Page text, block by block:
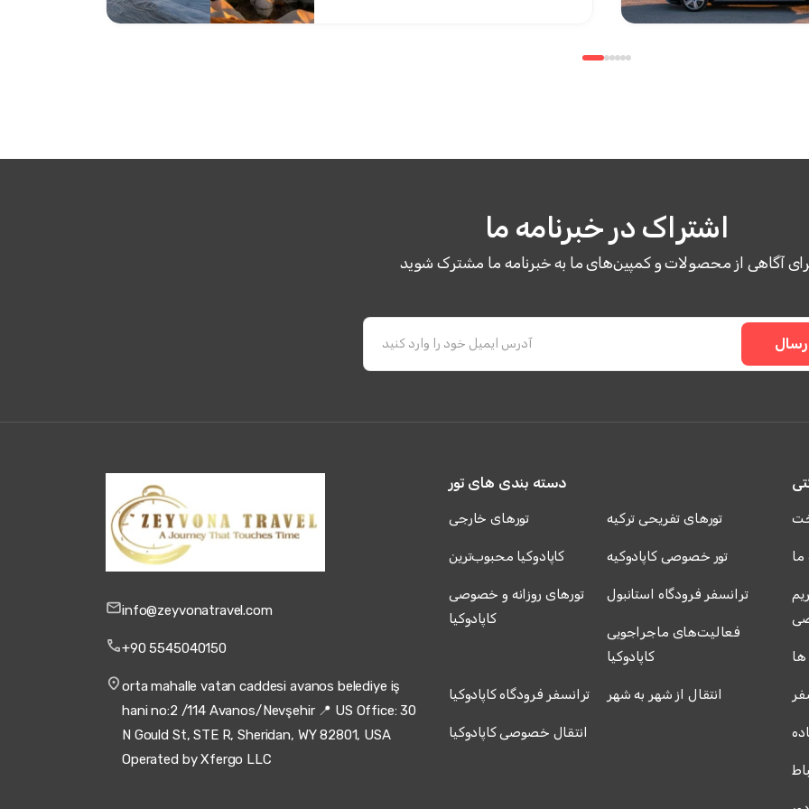
اشتراک در خبرنامه ما
آگاهی از محصولات و کمپین‌های ما به خبرنامه ما مشترک شوید
info@zeyvonatravel.com
+90 5545040150
orta mahalle vatan caddesi avanos belediye iş
hani no:2 /114 Avanos/Nevşehir 📍 US Office: 30
N Gould St, STE R, Sheridan, WY 82801, USA
Operated by Xfergo LLC
دسته بندی های تور
تورهای خارجی تورهای تفریحی ترکیه
کاپادوکیا محبوب‌ترین تور خصوصی کاپادوکیه
تورهای روزانه و خصوصی
کاپادوکیا
ترانسفر فرودگاه استانبول
فعالیت‌های ماجراجویی
کاپادوکیا
ترانسفر فرودگاه کاپادوکیا انتقال از شهر به شهر
انتقال خصوصی کاپادوکیا
ما
ها